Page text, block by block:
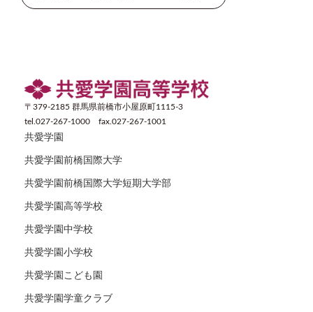
〒379-2185 群馬県前橋市小屋原町1115-3
tel.027-267-1000 fax.027-267-1001
共愛学園
共愛学園前橋国際大学
共愛学園前橋国際大学短期大学部
共愛学園高等学校
共愛学園中学校
共愛学園小学校
共愛学園こども園
共愛学園学童クラブ